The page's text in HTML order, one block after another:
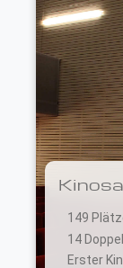
149
14
Erster